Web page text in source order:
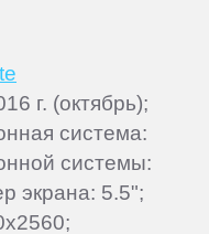
г. (октябрь);
система:
системы:
экрана: 5.5";